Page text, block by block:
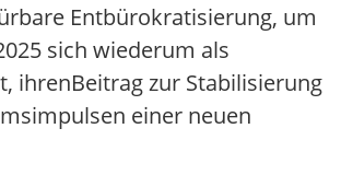
Entbürokratisierung, um
sich wiederum als
ihrenBeitrag zur Stabilisierung
einer neuen